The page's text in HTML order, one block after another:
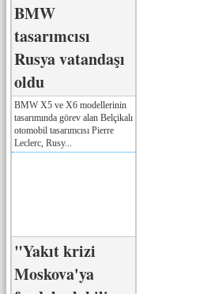
BMW
tasarımcısı
Rusya vatandaşı
oldu
BMW X5 ve X6 modellerinin
tasarımında görev alan Belçikalı
otomobil tasarımcısı Pierre
Leclerc, Rusy...
"Yakıt krizi
Moskova'ya